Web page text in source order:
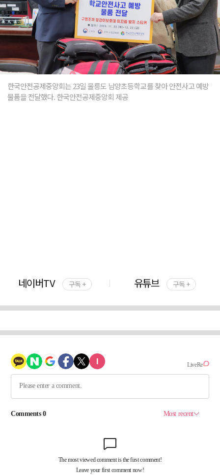
한국안전공제중앙회는 23일 울릉도 남양초등학교를 찾아 안전사고 예방
물품을 전달했다. 한국안전공제중앙회 제공
네이버TV 구독 + 유튜브 구독 +